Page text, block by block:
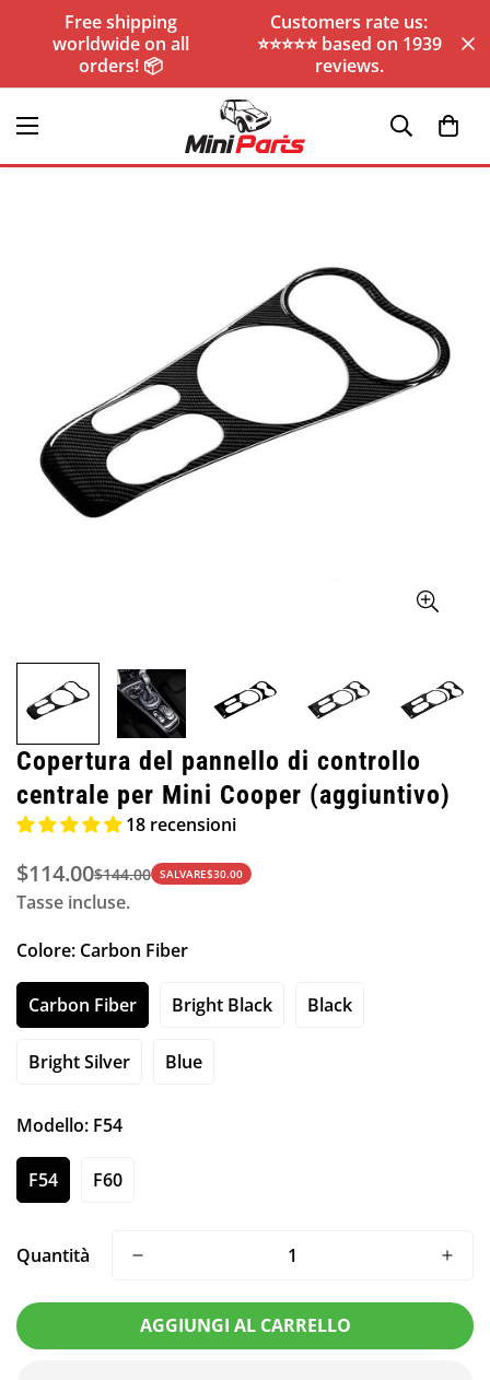
Free shipping
worldwide on all
orders! 📦
Customers rate us:
⭐️⭐️⭐️⭐️⭐️ based on 1939
reviews.
Copertura del pannello di controllo
centrale per Mini Cooper (aggiuntivo)
18 recensioni
Prezzo
di
$114.00
Prezzo
normale
$144.00 SALVARE$30.00
Tasse incluse.
Colore: Carbon Fiber
Carbon Fiber Bright Black Black
Bright Silver Blue
Modello: F54
F54 F60
Quantità
AGGIUNGI AL CARRELLO